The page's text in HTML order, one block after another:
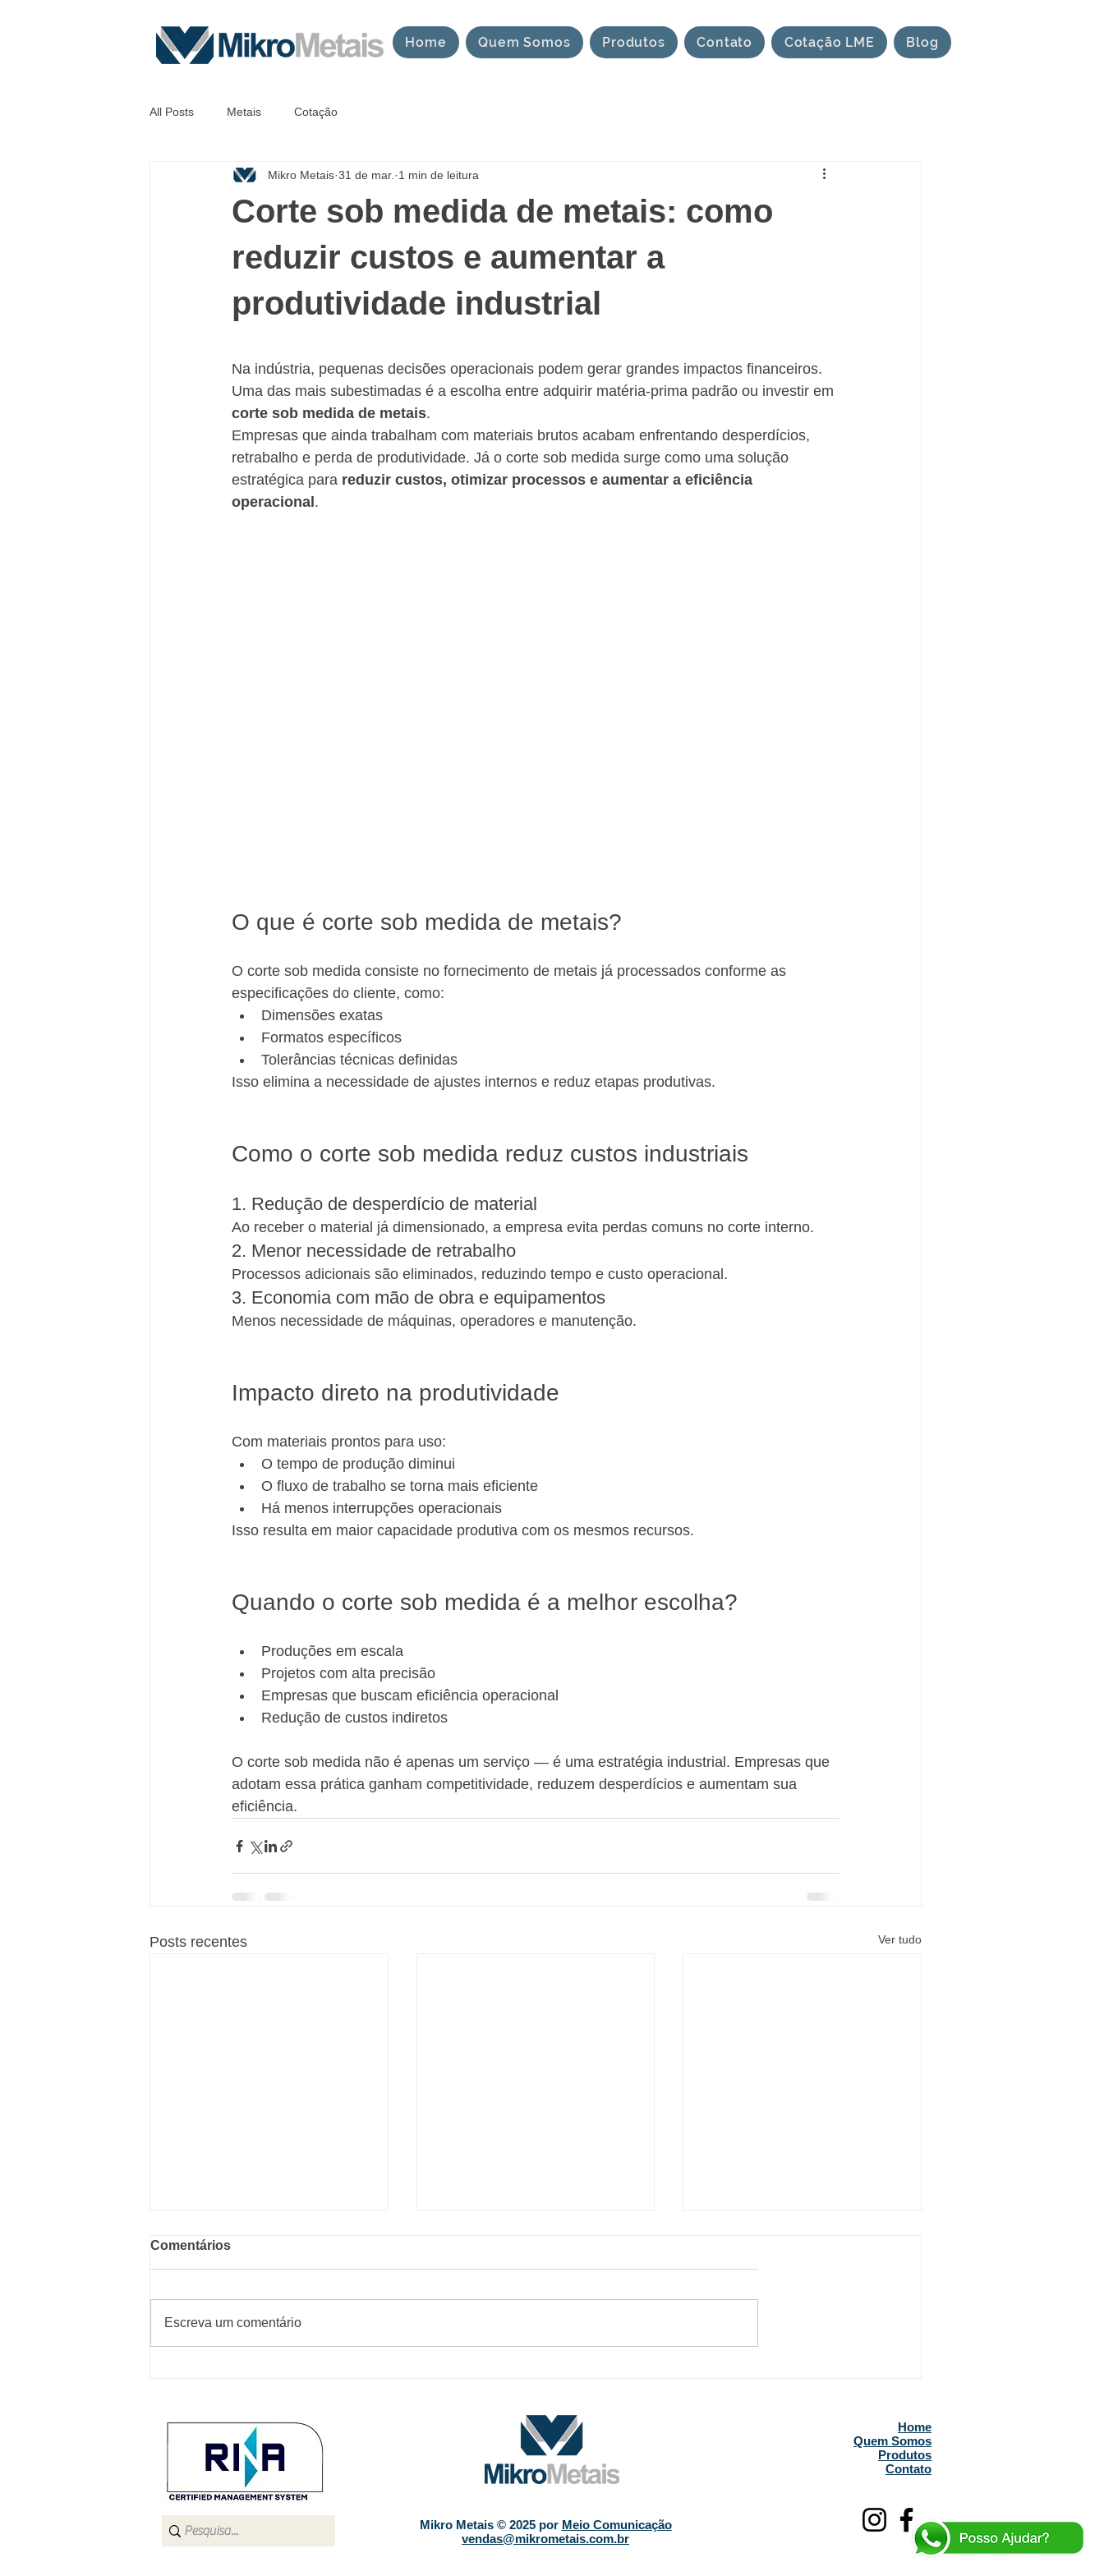
Home Quem Somos Produtos Contato Cotação LME Blog
All Posts Metais Cotação
Corte sob medida de metais: como
reduzir custos e aumentar a
produtividade industrial
Mikro Metais 31 de mar. 1 min de leitura
Na indústria, pequenas decisões operacionais podem gerar grandes impactos financeiros.
Uma das mais subestimadas é a escolha entre adquirir matéria-prima padrão ou investir em
corte sob medida de metais.
Empresas que ainda trabalham com materiais brutos acabam enfrentando desperdícios,
retrabalho e perda de produtividade. Já o corte sob medida surge como uma solução
estratégica para reduzir custos, otimizar processos e aumentar a eficiência
operacional .
O que é corte sob medida de metais?
O corte sob medida consiste no fornecimento de metais já processados conforme as
especificações do cliente, como:
Dimensões exatas
Formatos específicos
Tolerâncias técnicas definidas
Isso elimina a necessidade de ajustes internos e reduz etapas produtivas.
Como o corte sob medida reduz custos industriais
1. Redução de desperdício de material
Ao receber o material já dimensionado, a empresa evita perdas comuns no corte interno.
2. Menor necessidade de retrabalho
Processos adicionais são eliminados, reduzindo tempo e custo operacional.
3. Economia com mão de obra e equipamentos
Menos necessidade de máquinas, operadores e manutenção.
Impacto direto na produtividade
Com materiais prontos para uso:
O tempo de produção diminui
O fluxo de trabalho se torna mais eficiente
Há menos interrupções operacionais
Isso resulta em maior capacidade produtiva com os mesmos recursos.
Quando o corte sob medida é a melhor escolha?
Produções em escala
Projetos com alta precisão
Empresas que buscam eficiência operacional
Redução de custos indiretos
O corte sob medida não é apenas um serviço — é uma estratégia industrial. Empresas que
adotam essa prática ganham competitividade, reduzem desperdícios e aumentam sua
eficiência.
Posts recentes Ver tudo
o ideal
Comentários
Escreva um comentário
Mikro Metais © 2025 por Meio Comunicação
vendas@mikrometais.com.br
Home
Quem Somos
Produtos
Contato